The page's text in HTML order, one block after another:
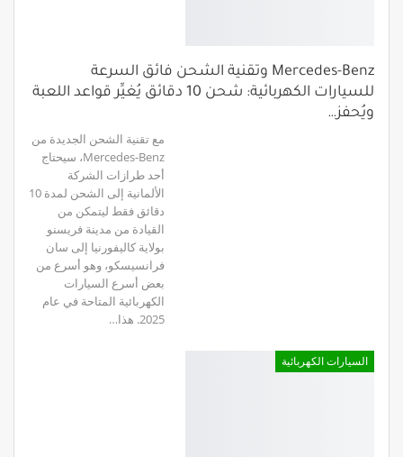
Mercedes-Benz وتقنية الشحن فائق السرعة
للسيارات الكهربائية: شحن 10 دقائق يُغيِّر قواعد اللعبة
ويُحفز…
مع تقنية الشحن الجديدة من
Mercedes-Benz، سيحتاج
أحد طرازات الشركة
الألمانية إلى الشحن لمدة 10
دقائق فقط ليتمكن من
القيادة من مدينة فريسنو
بولاية كاليفورنيا إلى سان
فرانسيسكو، وهو أسرع من
بعض أسرع السيارات
الكهربائية المتاحة في عام
2025. هذا…
السيارات الكهربائية